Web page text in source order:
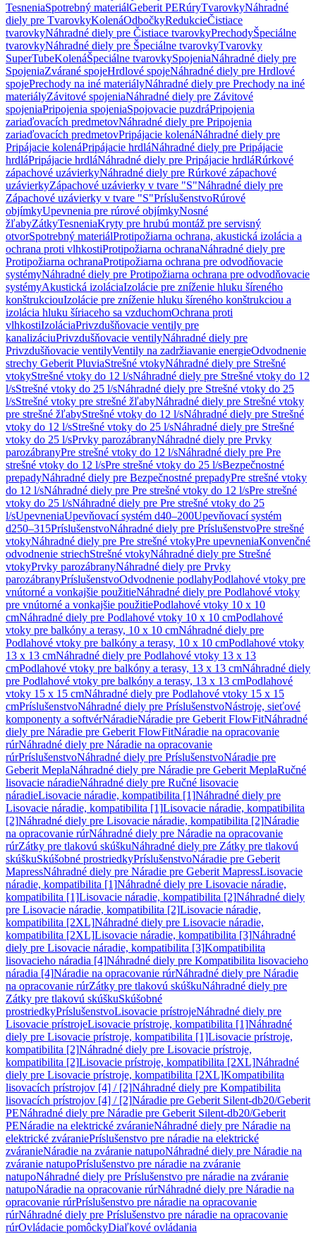
TesneniaSpotrebný materiálGeberit PERúryTvarovkyNáhradné
diely pre TvarovkyKolenáOdbočkyRedukcieČistiace
tvarovkyNáhradné diely pre Čistiace tvarovkyPrechodyŠpeciálne
tvarovkyNáhradné diely pre Špeciálne tvarovkyTvarovky
SuperTubeKolenáŠpeciálne tvarovkySpojeniaNáhradné diely pre
SpojeniaZvárané spojeHrdlové spojeNáhradné diely pre Hrdlové
spojePrechody na iné materiályNáhradné diely pre Prechody na iné
materiályZávitové spojeniaNáhradné diely pre Závitové
spojeniaPripojenia spojeniaSpojovacie puzdráPripojenia
zariaďovacích predmetovNáhradné diely pre Pripojenia
zariaďovacích predmetovPripájacie kolenáNáhradné diely pre
Pripájacie kolenáPripájacie hrdláNáhradné diely pre Pripájacie
hrdláPripájacie hrdláNáhradné diely pre Pripájacie hrdláRúrkové
zápachové uzávierkyNáhradné diely pre Rúrkové zápachové
uzávierkyZápachové uzávierky v tvare "S"Náhradné diely pre
Zápachové uzávierky v tvare "S"PríslušenstvoRúrové
objímkyUpevnenia pre rúrové objímkyNosné
žľabyZátkyTesneniaKryty pre hrubú montáž pre servisný
otvorSpotrebný materiálProtipožiarna ochrana, akustická izolácia a
ochrana proti vlhkostiProtipožiarna ochranaNáhradné diely pre
Protipožiarna ochranaProtipožiarna ochrana pre odvodňovacie
systémyNáhradné diely pre Protipožiarna ochrana pre odvodňovacie
systémyAkustická izoláciaIzolácie pre zníženie hluku šíreného
konštrukciouIzolácie pre zníženie hluku šíreného konštrukciou a
izolácia hluku šíriaceho sa vzduchomOchrana proti
vlhkostiIzoláciaPrivzdušňovacie ventily pre
kanalizáciuPrivzdušňovacie ventilyNáhradné diely pre
Privzdušňovacie ventilyVentily na zadržiavanie energieOdvodnenie
strechy Geberit PluviaStrešné vtokyNáhradné diely pre Strešné
vtokyStrešné vtoky do 12 l/sNáhradné diely pre Strešné vtoky do 12
l/sStrešné vtoky do 25 l/sNáhradné diely pre Strešné vtoky do 25
l/sStrešné vtoky pre strešné žľabyNáhradné diely pre Strešné vtoky
pre strešné žľabyStrešné vtoky do 12 l/sNáhradné diely pre Strešné
vtoky do 12 l/sStrešné vtoky do 25 l/sNáhradné diely pre Strešné
vtoky do 25 l/sPrvky parozábranyNáhradné diely pre Prvky
parozábranyPre strešné vtoky do 12 l/sNáhradné diely pre Pre
strešné vtoky do 12 l/sPre strešné vtoky do 25 l/sBezpečnostné
prepadyNáhradné diely pre Bezpečnostné prepadyPre strešné vtoky
do 12 l/sNáhradné diely pre Pre strešné vtoky do 12 l/sPre strešné
vtoky do 25 l/sNáhradné diely pre Pre strešné vtoky do 25
l/sUpevneniaUpevňovací systém d40–200Upevňovací systém
d250–315PríslušenstvoNáhradné diely pre PríslušenstvoPre strešné
vtokyNáhradné diely pre Pre strešné vtokyPre upevneniaKonvenčné
odvodnenie striechStrešné vtokyNáhradné diely pre Strešné
vtokyPrvky parozábranyNáhradné diely pre Prvky
parozábranyPríslušenstvoOdvodnenie podlahyPodlahové vtoky pre
vnútorné a vonkajšie použitieNáhradné diely pre Podlahové vtoky
pre vnútorné a vonkajšie použitiePodlahové vtoky 10 x 10
cmNáhradné diely pre Podlahové vtoky 10 x 10 cmPodlahové
vtoky pre balkóny a terasy, 10 x 10 cmNáhradné diely pre
Podlahové vtoky pre balkóny a terasy, 10 x 10 cmPodlahové vtoky
13 x 13 cmNáhradné diely pre Podlahové vtoky 13 x 13
cmPodlahové vtoky pre balkóny a terasy, 13 x 13 cmNáhradné diely
pre Podlahové vtoky pre balkóny a terasy, 13 x 13 cmPodlahové
vtoky 15 x 15 cmNáhradné diely pre Podlahové vtoky 15 x 15
cmPríslušenstvoNáhradné diely pre PríslušenstvoNástroje, sieťové
komponenty a softvérNáradieNáradie pre Geberit FlowFitNáhradné
diely pre Náradie pre Geberit FlowFitNáradie na opracovanie
rúrNáhradné diely pre Náradie na opracovanie
rúrPríslušenstvoNáhradné diely pre PríslušenstvoNáradie pre
Geberit MeplaNáhradné diely pre Náradie pre Geberit MeplaRučné
lisovacie náradieNáhradné diely pre Ručné lisovacie
náradieLisovacie náradie, kompatibilita [1]Náhradné diely pre
Lisovacie náradie, kompatibilita [1]Lisovacie náradie, kompatibilita
[2]Náhradné diely pre Lisovacie náradie, kompatibilita [2]Náradie
na opracovanie rúrNáhradné diely pre Náradie na opracovanie
rúrZátky pre tlakovú skúškuNáhradné diely pre Zátky pre tlakovú
skúškuSkúšobné prostriedkyPríslušenstvoNáradie pre Geberit
MapressNáhradné diely pre Náradie pre Geberit MapressLisovacie
náradie, kompatibilita [1]Náhradné diely pre Lisovacie náradie,
kompatibilita [1]Lisovacie náradie, kompatibilita [2]Náhradné diely
pre Lisovacie náradie, kompatibilita [2]Lisovacie náradie,
kompatibilita [2XL]Náhradné diely pre Lisovacie náradie,
kompatibilita [2XL]Lisovacie náradie, kompatibilita [3]Náhradné
diely pre Lisovacie náradie, kompatibilita [3]Kompatibilita
lisovacieho náradia [4]Náhradné diely pre Kompatibilita lisovacieho
náradia [4]Náradie na opracovanie rúrNáhradné diely pre Náradie
na opracovanie rúrZátky pre tlakovú skúškuNáhradné diely pre
Zátky pre tlakovú skúškuSkúšobné
prostriedkyPríslušenstvoLisovacie prístrojeNáhradné diely pre
Lisovacie prístrojeLisovacie prístroje, kompatibilita [1]Náhradné
diely pre Lisovacie prístroje, kompatibilita [1]Lisovacie prístroje,
kompatibilita [2]Náhradné diely pre Lisovacie prístroje,
kompatibilita [2]Lisovacie prístroje, kompatibilita [2XL]Náhradné
diely pre Lisovacie prístroje, kompatibilita [2XL]Kompatibilita
lisovacích prístrojov [4] / [2]Náhradné diely pre Kompatibilita
lisovacích prístrojov [4] / [2]Náradie pre Geberit Silent-db20/Geberit
PENáhradné diely pre Náradie pre Geberit Silent-db20/Geberit
PENáradie na elektrické zváranieNáhradné diely pre Náradie na
elektrické zváraniePríslušenstvo pre náradie na elektrické
zváranieNáradie na zváranie natupoNáhradné diely pre Náradie na
zváranie natupoPríslušenstvo pre náradie na zváranie
natupoNáhradné diely pre Príslušenstvo pre náradie na zváranie
natupoNáradie na opracovanie rúrNáhradné diely pre Náradie na
opracovanie rúrPríslušenstvo pre náradie na opracovanie
rúrNáhradné diely pre Príslušenstvo pre náradie na opracovanie
rúrOvládacie pomôckyDiaľkové ovládania